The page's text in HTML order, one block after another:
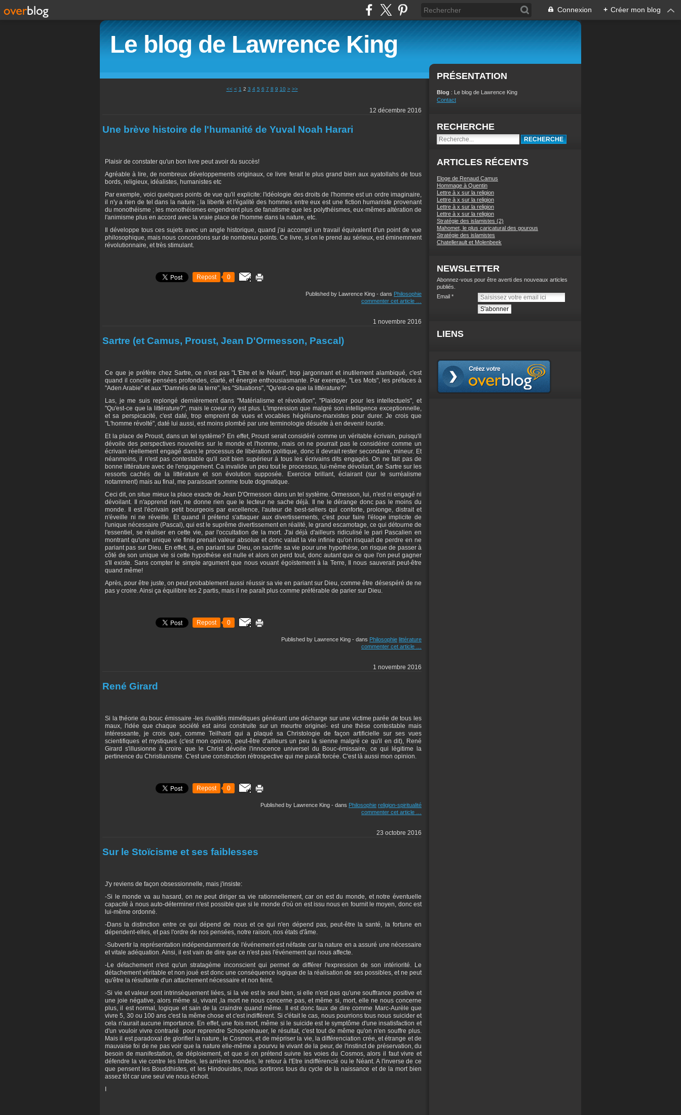
Connexion + Créer mon blog
Le blog de Lawrence King
<< < 1 2 3 4 5 6 7 8 9 10 > >>
12 décembre 2016
Une brève histoire de l'humanité de Yuval Noah Harari
Plaisir de constater qu'un bon livre peut avoir du succès!
Agréable à lire, de nombreux développements originaux, ce livre ferait le plus grand bien aux ayatollahs de tous
bords, religieux, idéalistes, humanistes etc
Par exemple, voici quelques points de vue qu'il explicite: l'idéologie des droits de l'homme est un ordre imaginaire,
il n'y a rien de tel dans la nature ; la liberté et l'égalité des hommes entre eux est une fiction humaniste provenant
du monothéisme ; les monothéismes engendrent plus de fanatisme que les polythéismes, eux-mêmes altération de
l'animisme plus en accord avec la vraie place de l'homme dans la nature, etc.
Il développe tous ces sujets avec un angle historique, quand j'ai accompli un travail équivalent d'un point de vue
philosophique, mais nous concordons sur de nombreux points. Ce livre, si on le prend au sérieux, est éminemment
révolutionnaire, et très stimulant.
Repost 0
Published by Lawrence King - dans Philosophie
commenter cet article
1 novembre 2016
Sartre (et Camus, Proust, Jean D'Ormesson, Pascal)
Ce que je préfère chez Sartre, ce n'est pas "L'Etre et le Néant", trop jargonnant et inutilement alambiqué, c'est
quand il concilie pensées profondes, clarté, et énergie enthousiasmante. Par exemple, "Les Mots", les préfaces à
"Aden Arabie" et aux "Damnés de la terre", les "Situations", "Qu'est-ce que la littérature?"
Las, je me suis replongé dernièrement dans "Matérialisme et révolution", "Plaidoyer pour les intellectuels", et
"Qu'est-ce que la littérature?", mais le coeur n'y est plus. L'impression que malgré son intelligence exceptionnelle,
et sa perspicacité, c'est daté, trop empreint de vues et vocables hégéliano-marxistes pour durer. Je crois que
"L'homme révolté", daté lui aussi, est moins plombé par une terminologie désuète à en devenir lourde.
Et la place de Proust, dans un tel système? En effet, Proust serait considéré comme un véritable écrivain, puisqu'il
dévoile des perspectives nouvelles sur le monde et l'homme, mais on ne pourrait pas le considérer comme un
écrivain réellement engagé dans le processus de libération politique, donc il devrait rester secondaire, mineur. Et
néanmoins, il n'est pas contestable qu'il soit bien supérieur à tous les écrivains dits engagés. On ne fait pas de
bonne littérature avec de l'engagement. Ca invalide un peu tout le processus, lui-même dévoilant, de Sartre sur les
ressorts cachés de la littérature et son évolution supposée. Exercice brillant, éclairant (sur le surréalisme
notamment) mais au final, me paraissant somme toute dogmatique.
Ceci dit, on situe mieux la place exacte de Jean D'Ormesson dans un tel système. Ormesson, lui, n'est ni engagé ni
dévoilant. Il n'apprend rien, ne donne rien que le lecteur ne sache déjà. Il ne le dérange donc pas le moins du
monde. Il est l'écrivain petit bourgeois par excellence, l'auteur de best-sellers qui conforte, prolonge, distrait et
n'éveille ni ne réveille. Et quand il prétend s'attaquer aux divertissements, c'est pour faire l'éloge implicite de
l'unique nécessaire (Pascal), qui est le suprême divertissement en réalité, le grand escamotage, ce qui détourne de
l'essentiel, se réaliser en cette vie, par l'occultation de la mort. J'ai déjà d'ailleurs ridiculisé le pari Pascalien en
montrant qu'une unique vie finie prenait valeur absolue et donc valait la vie infinie qu'on risquait de perdre en ne
pariant pas sur Dieu. En effet, si, en pariant sur Dieu, on sacrifie sa vie pour une hypothèse, on risque de passer à
côté de son unique vie si cette hypothèse est nulle et alors on perd tout, donc autant que ce que l'on peut gagner
s'Il existe. Sans compter le simple argument que nous vouant égoïstement à la Terre, Il nous sauverait peut-être
quand même!
Après, pour être juste, on peut probablement aussi réussir sa vie en pariant sur Dieu, comme être désespéré de ne
pas y croire. Ainsi ça équilibre les 2 partis, mais il ne paraît plus comme préférable de parier sur Dieu.
Repost 0
Published by Lawrence King - dans Philosophie littérature
commenter cet article
1 novembre 2016
René Girard
Si la théorie du bouc émissaire -les rivalités mimétiques générant une décharge sur une victime parée de tous les
maux, l'idée que chaque société est ainsi construite sur un meurtre originel- est une thèse contestable mais
intéressante, je crois que, comme Teilhard qui a plaqué sa Christologie de façon artificielle sur ses vues
scientifiques et mystiques (c'est mon opinion, peut-être d'ailleurs un peu la sienne malgré ce qu'il en dit), René
Girard s'illusionne à croire que le Christ dévoile l'innocence universel du Bouc-émissaire, ce qui légitime la
pertinence du Christianisme. C'est une construction rétrospective qui me paraît forcée. C'est là aussi mon opinion.
Repost 0
Published by Lawrence King - dans Philosophie religion-spiritualité
commenter cet article
23 octobre 2016
Sur le Stoïcisme et ses faiblesses
J'y reviens de façon obsessionnelle, mais j'insiste:
-Si le monde va au hasard, on ne peut diriger sa vie rationnellement, car on est du monde, et notre éventuelle
capacité à nous auto-déterminer n'est possible que si le monde d'où on est issu nous en fournit le moyen, donc est
lui-même ordonné.
-Dans la distinction entre ce qui dépend de nous et ce qui n'en dépend pas, peut-être la santé, la fortune en
dépendent-elles, et pas l'ordre de nos pensées, notre raison, nos états d'âme.
-Subvertir la représentation indépendamment de l'événement est néfaste car la nature en a assuré une nécessaire
et vitale adéquation. Ainsi, il est vain de dire que ce n'est pas l'événement qui nous affecte.
-Le détachement n'est qu'un stratagème inconscient qui permet de différer l'expression de son intériorité. Le
détachement véritable et non joué est donc une conséquence logique de la réalisation de ses possibles, et ne peut
qu'être la résultante d'un attachement nécessaire et non feint.
-Si vie et valeur sont intrinsèquement liées, si la vie est le seul bien, si elle n'est pas qu'une souffrance positive et
une joie négative, alors même si, vivant ,la mort ne nous concerne pas, et même si, mort, elle ne nous concerne
plus, il est normal, logique et sain de la craindre quand même. Il est donc faux de dire comme Marc-Aurèle que
vivre 5, 30 ou 100 ans c'est la même chose et c'est indifférent. Si c'était le cas, nous pourrions tous nous suicider et
cela n'aurait aucune importance. En effet, une fois mort, même si le suicide est le symptôme d'une insatisfaction et
d'un vouloir vivre contrarié pour reprendre Schopenhauer, le résultat, c'est tout de même qu'on n'en souffre plus.
Mais il est paradoxal de glorifier la nature, le Cosmos, et de mépriser la vie, la différenciation crée, et étrange et de
mauvaise foi de ne pas voir que la nature elle-même a pourvu le vivant de la peur, de l'instinct de préservation, du
besoin de manifestation, de déploiement, et que si on prétend suivre les voies du Cosmos, alors il faut vivre et
défendre la vie contre les limbes, les arrières mondes, le retour à l'Etre indifférencié ou le Néant. A l'inverse de ce
que pensent les Bouddhistes, et les Hindouistes, nous sortirons tous du cycle de la naissance et de la mort bien
assez tôt car une seul vie nous échoit.
PRÉSENTATION
Blog : Le blog de Lawrence King
Contact
RECHERCHE
ARTICLES RÉCENTS
Eloge de Renaud Camus
Hommage à Quentin
Lettre à x sur la religion
Lettre à x sur la religion
Lettre à x sur la religion
Lettre à x sur la religion
Stratégie des islamistes (2)
Mahomet, le plus caricatural des gourous
Stratégie des islamistes
Chatellerault et Molenbeek
NEWSLETTER
Abonnez-vous pour être averti des nouveaux articles
publiés.
Email
LIENS